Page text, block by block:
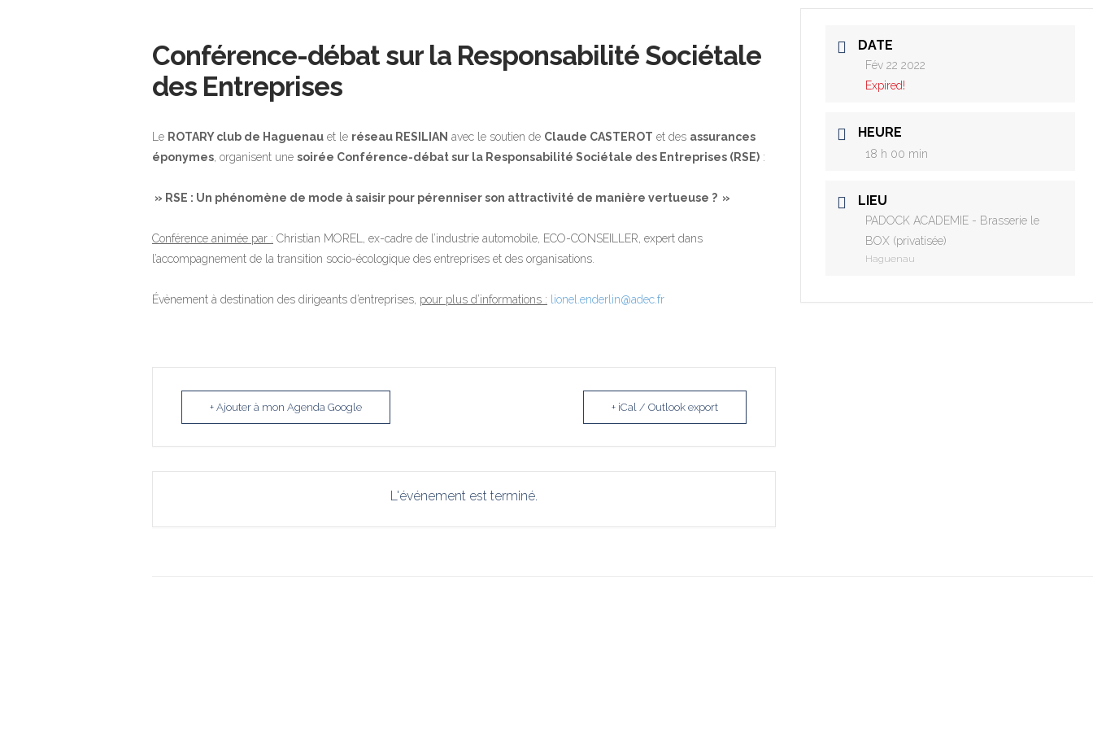
Conférence-débat sur la Responsabilité Sociétale
des Entreprises
Le ROTARY club de Haguenau et le réseau RESILIAN avec le soutien de Claude CASTEROT et des assurances
éponymes , organisent une soirée Conférence-débat sur la Responsabilité Sociétale des Entreprises (RSE) :
» RSE : Un phénomène de mode à saisir pour pérenniser son attractivité de manière vertueuse ? »
Conférence animée par : Christian MOREL, ex-cadre de l’industrie automobile, ECO-CONSEILLER, expert dans
l’accompagnement de la transition socio-écologique des entreprises et des organisations.
Évènement à destination des dirigeants d’entreprises, pour plus d’informations : lionel.enderlin@adec.fr
+ Ajouter à mon Agenda Google + iCal / Outlook export
L'événement est terminé.
DATE
Fév 22 2022
Expired!
HEURE
18 h 00 min
LIEU
PADOCK ACADEMIE - Brasserie le
BOX (privatisée)
Haguenau